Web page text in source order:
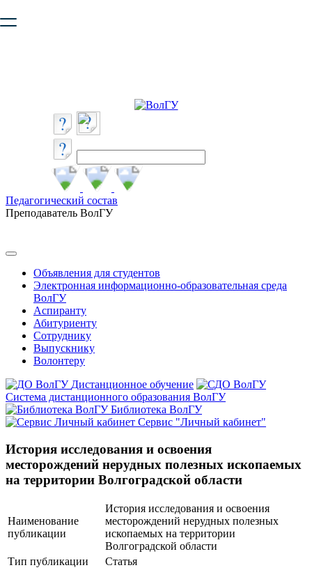
безопасную работу с сайтом. Пожалуйста
Педагогический состав
Преподаватель ВолГУ
Объявления для студентов
Электронная информационно-образовательная среда
ВолГУ
Аспиранту
Абитуриенту
Сотруднику
Выпускнику
Волонтеру
Дистанционное обучение
Система дистанционного образования ВолГУ
Библиотека ВолГУ
Сервис "Личный кабинет"
История исследования и освоения
месторождений нерудных полезных ископаемых
на территории Волгоградской области
Наименование
публикации
История исследования и освоения
месторождений нерудных полезных
ископаемых на территории
Волгоградской области
Тип публикации
Статья